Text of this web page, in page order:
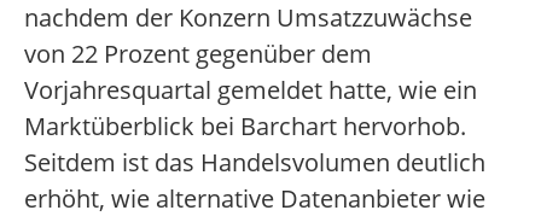
nachdem der Konzern Umsatzzuwächse
von 22 Prozent gegenüber dem
Vorjahresquartal gemeldet hatte, wie ein
Marktüberblick bei Barchart hervorhob.
Seitdem ist das Handelsvolumen deutlich
erhöht, wie alternative Datenanbieter wie